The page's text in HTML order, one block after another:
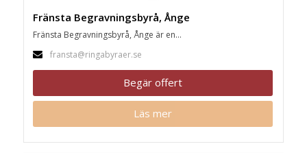
Fränsta Begravningsbyrå, Ånge
Fränsta Begravningsbyrå, Ånge är en...
fransta@ringabyraer.se
Begär offert
Läs mer